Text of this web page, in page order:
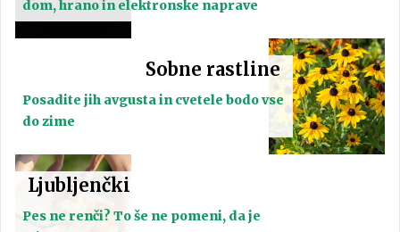
dom, hrano in elektronske naprave
Sobne rastline
Posadite jih avgusta in cvetele bodo vse
do zime
Ljubljenčki
Pes ne renči? To še ne pomeni, da je